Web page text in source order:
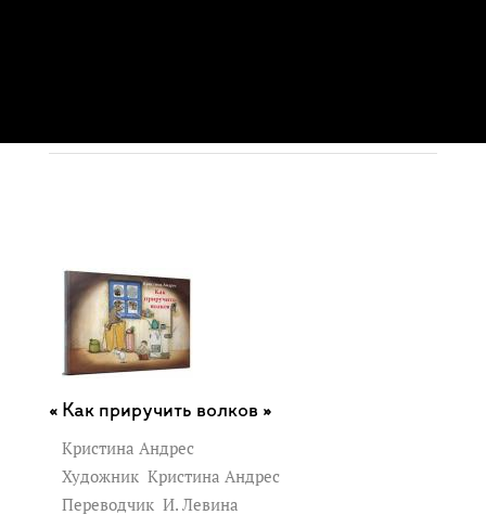
Как приручить волков »
Кристина Андрес
Художник Кристина Андрес
Переводчик И. Левина